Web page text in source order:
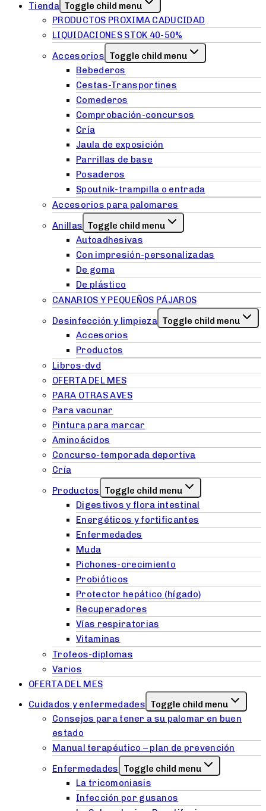
Tienda Toggle child menu
PRODUCTOS PROXIMA CADUCIDAD
LIQUIDACIONES STOK 40-50%
Accesorios Toggle child menu
Bebederos
Cestas-Transportines
Comederos
Comprobación-concursos
Cría
Jaula de exposición
Parrillas de base
Posaderos
Spoutnik-trampilla o entrada
Accesorios para palomares
Anillas Toggle child menu
Autoadhesivas
Con impresión-personalizadas
De goma
De plástico
CANARIOS Y PEQUEÑOS PÁJAROS
Desinfección y limpieza Toggle child menu
Accesorios
Productos
Libros-dvd
OFERTA DEL MES
PARA OTRAS AVES
Para vacunar
Pintura para marcar
Aminoácidos
Concurso-temporada deportiva
Cría
Productos
Toggle child menu
Digestivos y flora intestinal
Energéticos y fortificantes
Enfermedades
Muda
Pichones-crecimiento
Probióticos
Protector hepático (hígado)
Recuperadores
Vías respiratorias
Vitaminas
Trofeos-diplomas
Varios
OFERTA DEL MES
Cuidados y enfermedades Toggle child menu
Consejos para tener a su palomar en buen
estado
Manual terapéutico – plan de prevención
Enfermedades
Toggle child menu
La tricomoniasis
Infección por gusanos